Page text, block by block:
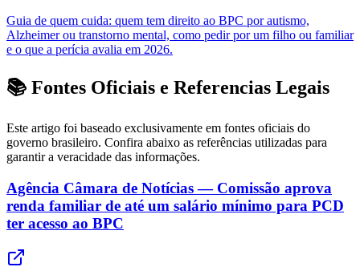
Guia de quem cuida: quem tem direito ao BPC por autismo,
Alzheimer ou transtorno mental, como pedir por um filho ou familiar
e o que a perícia avalia em 2026.
📚 Fontes Oficiais e Referencias Legais
Este artigo foi baseado exclusivamente em fontes oficiais do
governo brasileiro. Confira abaixo as referências utilizadas para
garantir a veracidade das informações.
Agência Câmara de Notícias — Comissão aprova
renda familiar de até um salário mínimo para PCD
ter acesso ao BPC